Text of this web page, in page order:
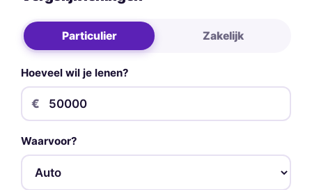
Particulier Zakelijk
Hoeveel wil je lenen?
€
Waarvoor?